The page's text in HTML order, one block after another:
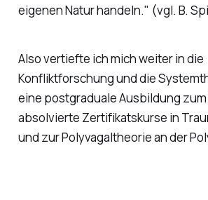
eigenen Natur handeln." (vgl. B.
Also vertiefte ich mich weiter in die
Konfliktforschung und die
eine postgraduale Ausbildung
absolvierte Zertifikatskurse in
und zur Polyvagaltheorie an der